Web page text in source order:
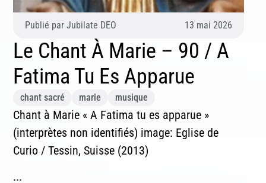
Publié par Jubilate DEO 13 mai 2026
Le Chant À Marie – 90 / A
Fatima Tu Es Apparue
chant sacré marie musique
Chant à Marie « A Fatima tu es apparue »
(interprètes non identifiés) image: Eglise de
Curio / Tessin, Suisse (2013)
...